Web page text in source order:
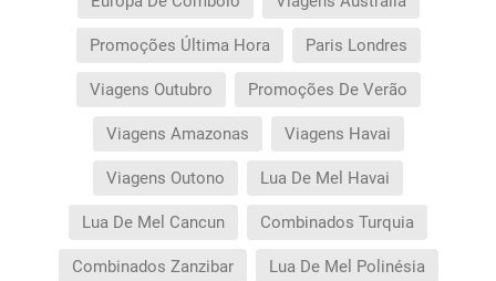
Promoções Última Hora Paris Londres
Viagens Outubro Promoções De Verão
Viagens Amazonas Viagens Havai
Viagens Outono Lua De Mel Havai
Lua De Mel Cancun Combinados Turquia
Combinados Zanzibar Lua De Mel Polinésia